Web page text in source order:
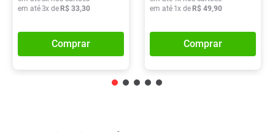
em até3x de R$ 33,30
Comprar
em até 1x de R$ 49,90
Comprar